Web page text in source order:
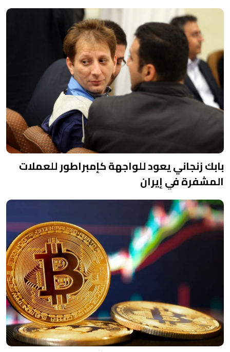
بابك زنجاني يعود للواجهة كإمبراطور للعملات
المشفرة في إيران